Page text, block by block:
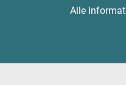
Alle